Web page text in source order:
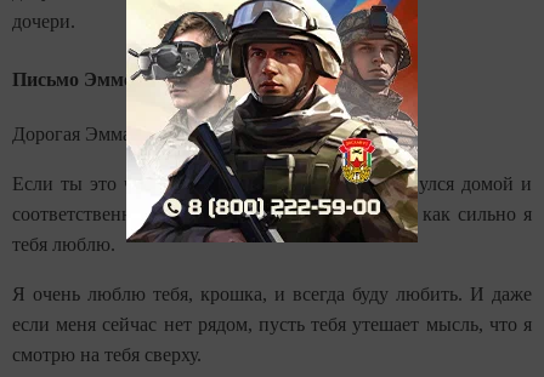
дочери.
Письмо Эмме гласило:
Дорогая Эмма!
Если ты это читаешь, значит, видать, я не вернулся домой и
соответственно не смог снова напомнить тебе, как сильно я
тебя люблю.
Я очень люблю тебя, крошка, и всегда буду любить. И даже
если меня сейчас нет рядом, пусть тебя утешает мысль, что я
смотрю на тебя сверху.